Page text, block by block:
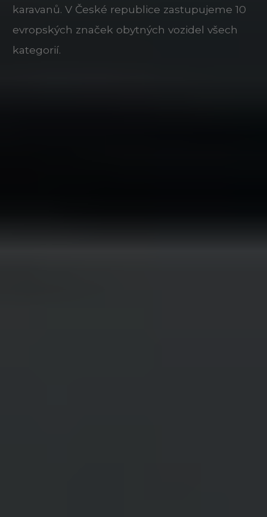
karavanů. V České republice zastupujeme 10
evropských značek obytných vozidel všech
kategorií.